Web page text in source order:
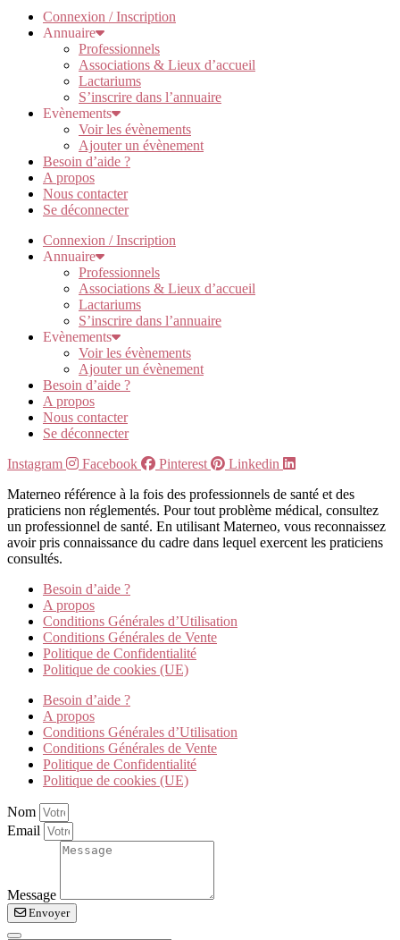
Connexion / Inscription
Annuaire
Professionnels
Associations & Lieux d’accueil
Lactariums
S’inscrire dans l’annuaire
Evènements
Voir les évènements
Ajouter un évènement
Besoin d’aide ?
A propos
Nous contacter
Se déconnecter
Connexion / Inscription
Annuaire
Professionnels
Associations & Lieux d’accueil
Lactariums
S’inscrire dans l’annuaire
Evènements
Voir les évènements
Ajouter un évènement
Besoin d’aide ?
A propos
Nous contacter
Se déconnecter
Instagram
Facebook Pinterest
Linkedin
Materneo référence à la fois des professionnels de santé et des
praticiens non réglementés. Pour tout problème médical, consultez
un professionnel de santé. En utilisant Materneo, vous reconnaissez
avoir pris connaissance du cadre dans lequel exercent les praticiens
consultés.
Besoin d’aide ?
A propos
Conditions Générales d’Utilisation
Conditions Générales de Vente
Politique de Confidentialité
Politique de cookies (UE)
Besoin d’aide ?
A propos
Conditions Générales d’Utilisation
Conditions Générales de Vente
Politique de Confidentialité
Politique de cookies (UE)
Nom
Email
Message
Envoyer